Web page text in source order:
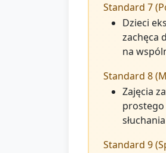
Standard 7
Dzieci
zachęca
na
Standard 8
Zajęcia
prostego
Standard 9